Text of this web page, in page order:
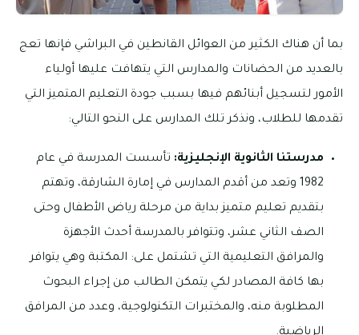
بما أن هناك الكثير من العوائل القانطين في البراشي فإنها تعج
بالعديد من الحضانات والمدارس التي يتهافت عليها أولياء
الأمور لتسجيل أبنائهم فيها بسبب جودة التعليم المتميز التي
تقدمها للطلاب، ونذكر تلك المدارس على النحو التالي:
مدرستنا الثانوية الإنجليزية: تأسست المدرسة في عام
1982 وتعد من أقدم المدارس في إمارة الشارقة، وتهتم
بتقديم تعليم متميز بداية من مرحلة رياض الأطفال وحتى
الصف الثاني عشر، وتتوافر بالمدرسة أحدث الأجهزة
والمرافق التعليمية التي تشتمل على: المكتبة وهي يتوافر
بها كافة المصادر لكي يتمكن الطالب من إجراء البحوث
المطلوبة منه، والمختبرات التكنولوجية، وعدد من المرافق